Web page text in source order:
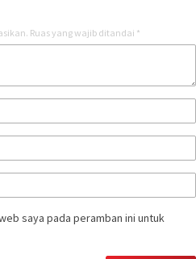
Ruas yang wajib ditandai *
saya pada peramban ini untuk